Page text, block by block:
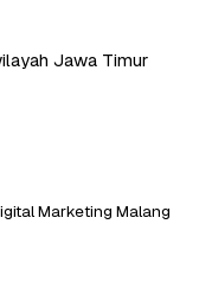
Jawa Timur
Marketing Malang